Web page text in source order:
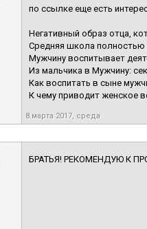
по ссылке еще есть
Негативный образ отца,
Средняя школа полностью
Мужчину воспитывает
Из мальчика в Мужчину:
Как воспитать в сыне
К чему приводит женское
8 марта 2017, среда
БРАТЬЯ! РЕКОМЕНДУЮ К